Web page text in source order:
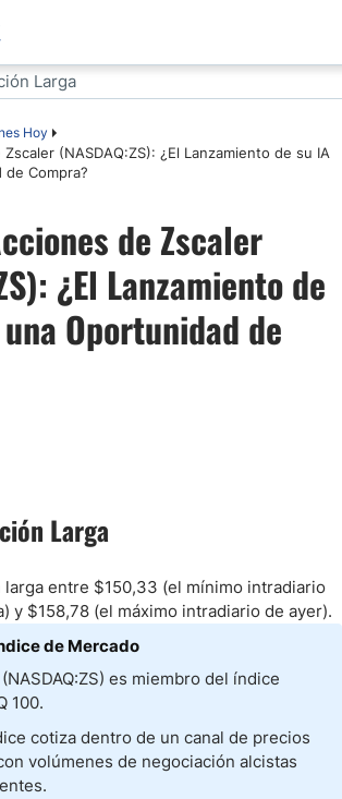
Hoy
(NASDAQ:ZS): ¿El Lanzamiento de su IA
Compra?
Larga
del Mercado
de Zscaler
Zscaler
Largas ZS
de Zscaler
¿El Lanzamiento de
Oportunidad de
Larga
entre $150,33 (el mínimo intradiario
y $158,78 (el máximo intradiario de ayer).
de Mercado
es miembro del índice
100.
cotiza dentro de un canal de precios
volúmenes de negociación alcistas